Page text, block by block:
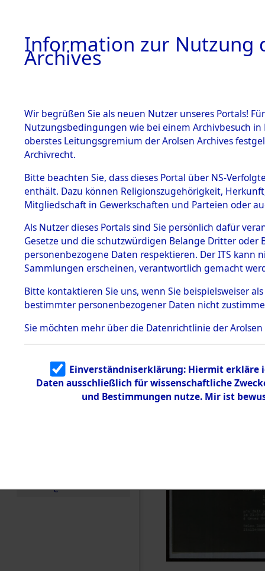
BESTÄNDE
1.
mente
5. Verschiedenes
5.3
Todesmärsche
5.3.1 Alliierte
Erhebungen
zu
Todesmärsch
en
5.3.2
Identifizierun
g
5.3.3
Todesmärsch
e
Information zur Nutzung
Archives
Wir begrüßen Sie als neuen Nutzer unseres Portals!
Nutzungsbedingungen wie bei einem Archivbesuch
oberstes Leitungsgremium der Arolsen Archives
Archivrecht.
Bitte beachten Sie, dass dieses Portal über NS-
enthält. Dazu können Religionszugehörigkeit,
Mitgliedschaft in Gewerkschaften und Parteien oder
Als Nutzer dieses Portals sind Sie persönlich dafür
Gesetze und die schutzwürdigen Belange Dritter
personenbezogene Daten respektieren. Der ITS
Sammlungen erscheinen, verantwortlich gemacht
Bitte kontaktieren Sie uns, wenn Sie beispielsweiser
bestimmter personenbezogener Daten nicht
Sie möchten mehr über die Datenrichtlinie der Arolsen
Einverständniserklärung: Hiermit erkläre
Daten ausschließlich für wissenschaftliche
und Bestimmungen nutze. Mir ist